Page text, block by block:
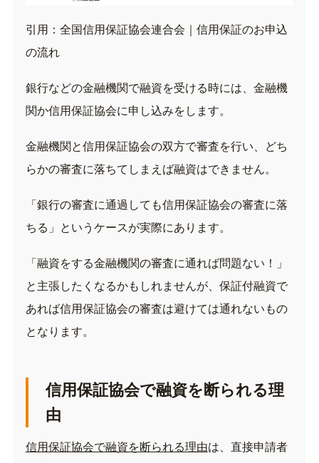
引用： 全国信用保証協会連合会｜信用保証のお申込
の流れ
銀行などの金融機関で融資を受ける時には、金融機
関か信用保証協会に申し込みをします。
金融機関と信用保証協会の双方で審査を行い、どち
らかの審査に落ちてしまえば融資はできません。
「銀行の審査に通過しても信用保証協会の審査に落
ちる」というケースが実際にあります。
「融資をする金融機関の審査に通れば問題ない！」
と主張したくなるかもしれませんが、保証付融資で
あれば信用保証協会の審査は避けては通れないもの
となります。
信用保証協会で融資を断られる理
由
信用保証協会で融資を断られる理由は、直接申請者